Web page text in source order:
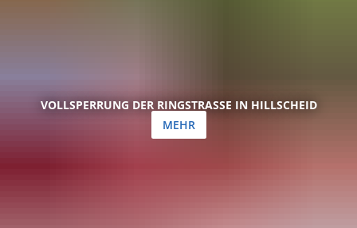
VOLLSPERRUNG DER RINGSTRASSE IN HILLSCHEID
MEHR